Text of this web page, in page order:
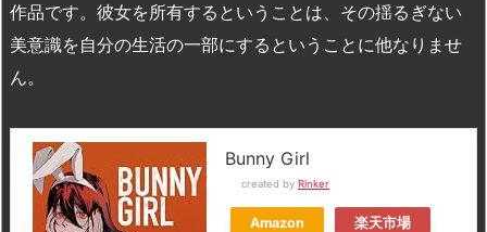
作品です。彼女を所有するということは、その揺るぎない
美意識を自分の生活の一部にするということに他なりませ
ん。
Bunny Girl
created by Rinker
Amazon 楽天市場